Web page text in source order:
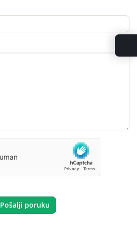
Pošalji poruku